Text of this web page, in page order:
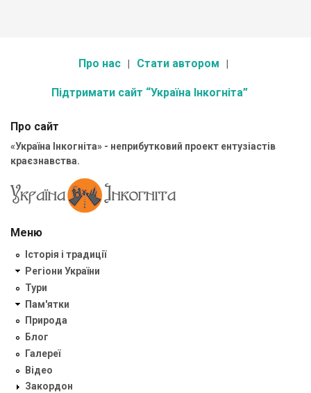
Про нас Стати автором
Підтримати сайт “Україна Інкогніта”
Про сайт
«Україна Інкогніта» - неприбутковий проект ентузіастів
краєзнавства.
Меню
Історія і традиції
Регіони України
Тури
Пам'ятки
Природа
Блог
Галереї
Відео
Закордон